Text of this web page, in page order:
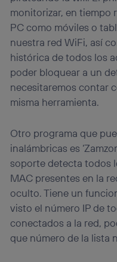
monitorizar, en tiempo
PC como móviles o
nuestra red WiFi, así
histórica de todos los
poder bloquear a un
necesitaremos contar
misma herramienta.
Otro programa que
inalámbricas es
soporte detecta todos
MAC presentes en la
oculto. Tiene un
visto el número IP de
conectados a la red,
que número de la lista